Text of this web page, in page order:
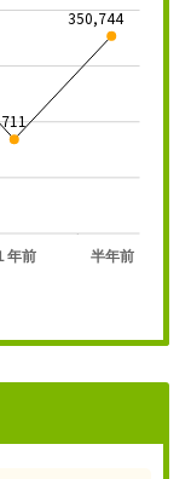
年前 半年前
350,744